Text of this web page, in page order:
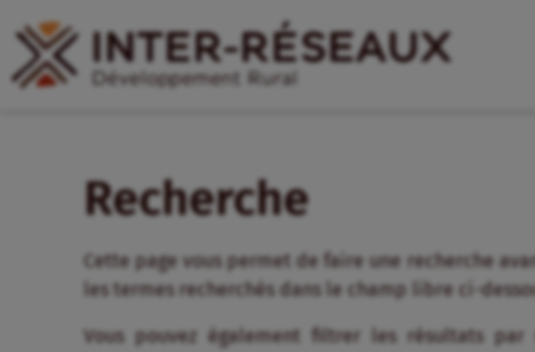
Recherche
Cette page vous permet de faire une recherche
les termes recherchés dans le champ libre ci-
Vous pouvez également filtrer les résultats